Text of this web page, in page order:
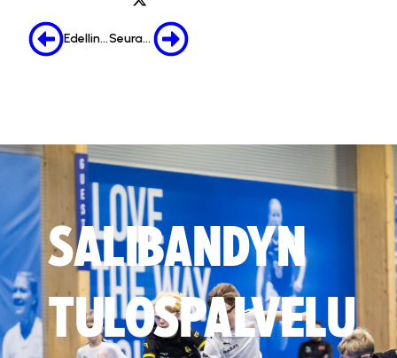
Edellinen Seuraava
SALIBANDYN
TULOSPALVELU